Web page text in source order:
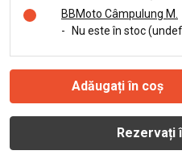
BBMoto Câmpulung M.
-
Nu este în stoc
Adăugați în coș
Rezervați